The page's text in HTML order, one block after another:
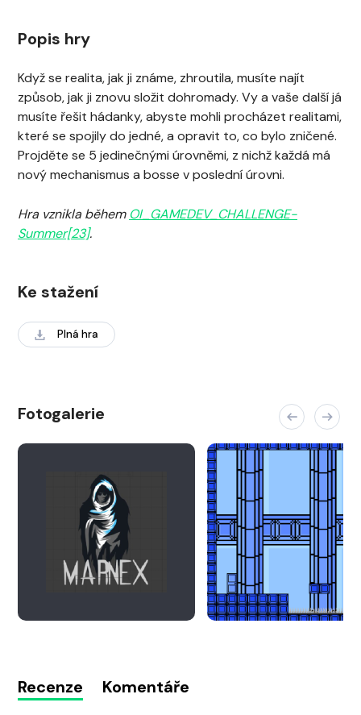
Popis hry
Když se realita, jak ji známe, zhroutila, musíte najít
způsob, jak ji znovu složit dohromady. Vy a vaše další já
musíte řešit hádanky, abyste mohli procházet realitami,
které se spojily do jedné, a opravit to, co bylo zničené.
Projděte se 5 jedinečnými úrovněmi, z nichž každá má
nový mechanismus a bosse v poslední úrovni.
Hra vznikla během OI_GAMEDEV_CHALLENGE-
Summer[23].
Ke stažení
Plná hra
Fotogalerie
Recenze Komentáře